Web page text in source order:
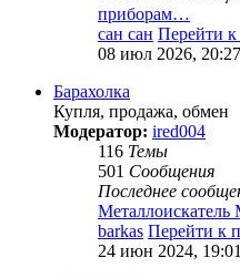
приборам…
сан сан Перейти
08 июл 2026, 20:27
Барахолка
Купля, продажа, обмен
Модератор: ired004
116 Темы
501 Сообщения
Последнее
barkas Перейти к
24 июн 2024, 19:01